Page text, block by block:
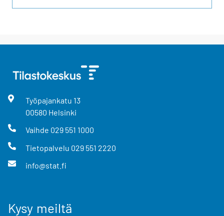
Työpajankatu 13
00580 Helsinki
Vaihde 029 551 1000
Tietopalvelu 029 551 2220
info@stat.fi
Kysy meiltä